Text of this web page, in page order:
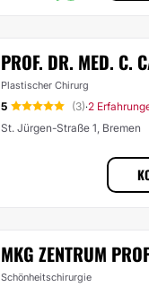
PROF. DR. MED. C.
Plastischer Chirurg
5 (3)·2
St. Jürgen-Straße 1, Bremen
MKG ZENTRUM
Schönheitschirurgie